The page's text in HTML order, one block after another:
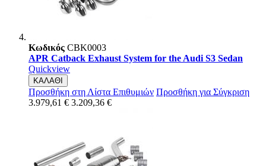
Κωδικός CBK0003
APR Catback Exhaust System for the Audi S3 Sedan
Quickview
ΚΑΛΑΘΙ
Προσθήκη στη Λίστα Επιθυμιών Προσθήκη για Σύγκριση
3.979,61 € 3.209,36 €